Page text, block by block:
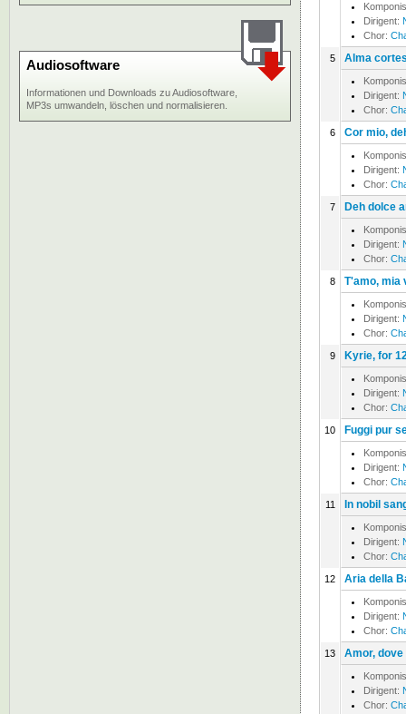
Dirigent:
Chor:
5 Alma
Dirigent:
Chor:
6 Cor mio,
Dirigent:
Chor:
7 Deh dolce
Dirigent:
Chor:
8 T'amo, mia
Dirigent:
Chor:
9 Kyrie, for
Dirigent:
Chor:
10 Fuggi pur
Dirigent:
Chor:
11 In nobil
Dirigent:
Chor:
12 Aria della
Dirigent:
Chor:
13 Amor,
Dirigent:
Chor:
Audiosoftware
Informationen und Downloads zu Audiosoftware,
MP3s umwandeln, löschen und normalisieren.